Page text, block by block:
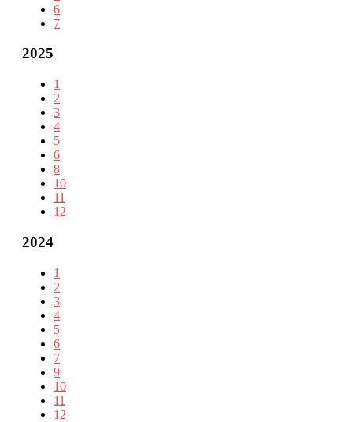
6
7
2025
1
2
3
4
5
6
8
10
11
12
2024
1
2
3
4
5
6
7
9
10
11
12